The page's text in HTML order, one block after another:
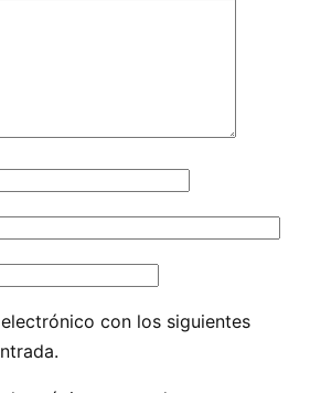
con los siguientes